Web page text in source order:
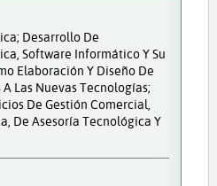
Desarrollo De
Software Informático Y Su
Elaboración Y Diseño De
Las Nuevas Tecnologías;
De Gestión Comercial,
De Asesoría Tecnológica Y